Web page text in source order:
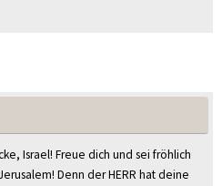
Israel! Freue dich und sei fröhlich
Denn der HERR hat deine